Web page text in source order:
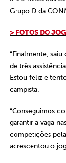
Grupo D da
> FOTOS DO
“Finalmente,
de três
Estou feliz e
campista.
“Conseguimos
garantir a vaga
competições
acrescentou o